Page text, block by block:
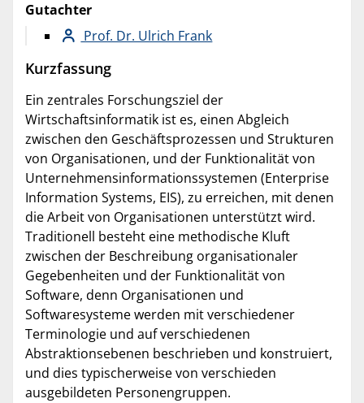
Gutachter
Prof. Dr. Ulrich Frank
Kurzfassung
Ein zentrales Forschungsziel der
Wirtschaftsinformatik ist es, einen Abgleich
zwischen den Geschäftsprozessen und Strukturen
von Organisationen, und der Funktionalität von
Unternehmensinformationssystemen (Enterprise
Information Systems, EIS), zu erreichen, mit denen
die Arbeit von Organisationen unterstützt wird.
Traditionell besteht eine methodische Kluft
zwischen der Beschreibung organisationaler
Gegebenheiten und der Funktionalität von
Software, denn Organisationen und
Softwaresysteme werden mit verschiedener
Terminologie und auf verschiedenen
Abstraktionsebenen beschrieben und konstruiert,
und dies typischerweise von verschieden
ausgebildeten Personengruppen.